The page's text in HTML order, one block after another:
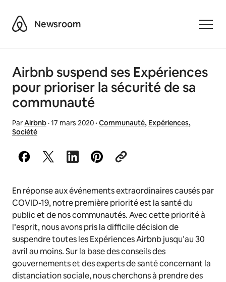
AirbnbNewsroom
Airbnb suspend ses Expériences
pour prioriser la sécurité de sa
communauté
ParAirbnb·17 mars 2020· Communauté, Expériences,
Société
En réponse aux événements extraordinaires causés par
COVID-19, notre première priorité est la santé du
public et de nos communautés. Avec cette priorité à
l’esprit, nous avons pris la difficile décision de
suspendre toutes les Expériences Airbnb jusqu’au 30
avril au moins. Sur la base des conseils des
gouvernements et des experts de santé concernant la
distanciation sociale, nous cherchons à prendre des